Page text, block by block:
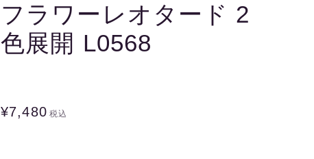
フラワーレオタード 2
色展開 L0568
¥7,480 税込